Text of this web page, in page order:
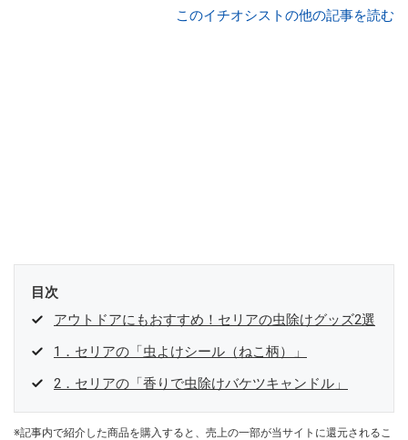
このイチオシストの他の記事を読む
目次
アウトドアにもおすすめ！セリアの虫除けグッズ2選
1．セリアの「虫よけシール（ねこ柄）」
2．セリアの「香りで虫除けバケツキャンドル」
※記事内で紹介した商品を購入すると、売上の一部が当サイトに還元されるこ